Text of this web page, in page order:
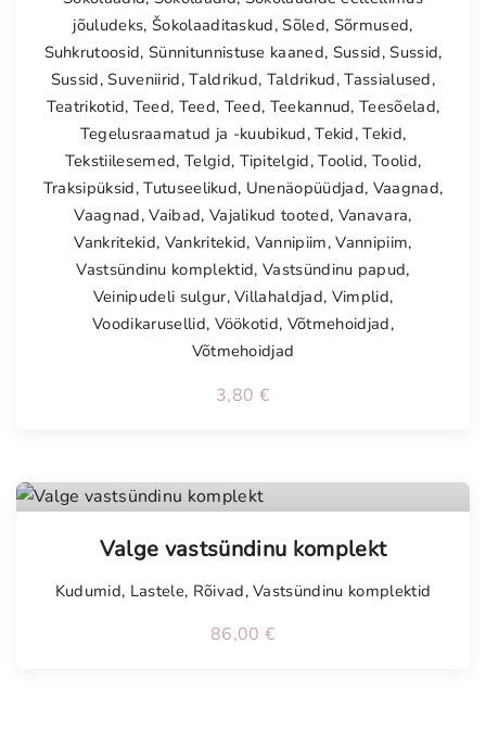
jõuludeks, Šokolaaditaskud,Sõled, Sõrmused,
Suhkrutoosid, Sünnitunnistuse kaaned, Sussid,Sussid,
Sussid,Suveniirid,Taldrikud, Taldrikud,Tassialused,
Teatrikotid, Teed, Teed, Teed, Teekannud,Teesõelad,
Tegelusraamatud ja -kuubikud,Tekid,Tekid,
Tekstiilesemed, Telgid, Tipitelgid,Toolid, Toolid,
Traksipüksid,Tutuseelikud, Unenäopüüdjad, Vaagnad,
Vaagnad,Vaibad, Vajalikud tooted, Vanavara,
Vankritekid, Vankritekid, Vannipiim,Vannipiim,
Vastsündinu komplektid, Vastsündinu papud,
Veinipudeli sulgur,Villahaldjad, Vimplid,
Voodikarusellid, Vöökotid, Võtmehoidjad,
Võtmehoidjad
3,80 €
Valge vastsündinu komplekt
Kudumid, Lastele, Rõivad,Vastsündinu komplektid
86,00 €